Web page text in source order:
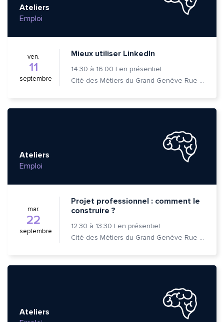
Ateliers
Emploi
ven.
11
septembre
Mieux utiliser LinkedIn
14:30 à 16:00 | en présentiel
Cité des Métiers du Grand Genève Rue Prévost-Martin 6 1205 Genève
Ateliers
Emploi
mar.
22
septembre
Projet professionnel : comment le
construire ?
12:30 à 13:30 | en présentiel
Cité des Métiers du Grand Genève Rue Prévost-Martin 6 1205 Genève
Ateliers
Quelle est la pertinence de cette page?